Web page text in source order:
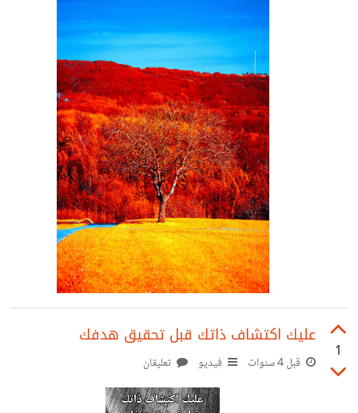
1
عليك اكتشاف ذاتك قبل تحقيق هدفك
قبل 4 سنوات فيديو تعليقان